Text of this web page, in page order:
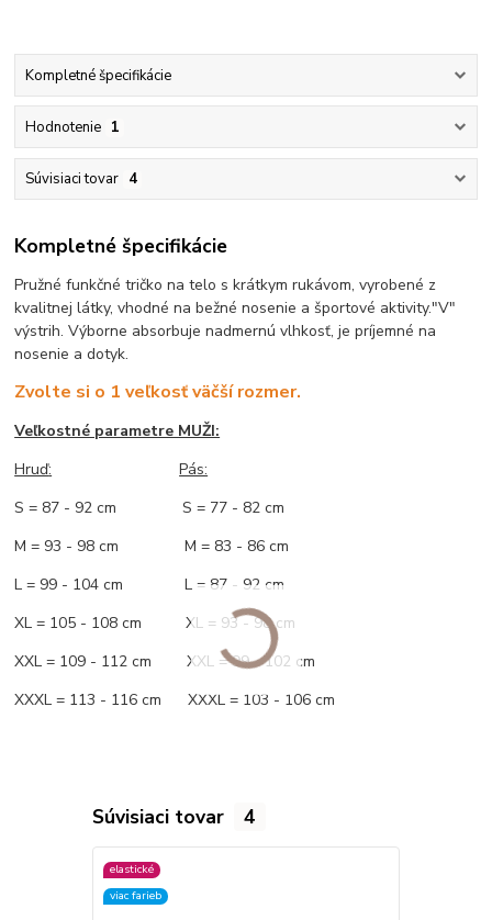
Kompletné špecifikácie
Hodnotenie 1
Súvisiaci tovar 4
Kompletné špecifikácie
Pružné funkčné tričko na telo s krátkym rukávom, vyrobené z
kvalitnej látky, vhodné na bežné nosenie a športové aktivity."V"
výstrih. Výborne absorbuje nadmernú vlhkosť, je príjemné na
nosenie a dotyk.
Zvolte si o 1 veľkosť väčší rozmer.
Veľkostné parametre MUŽI:
Hruď:
Pás:
S = 87 - 92 cm S = 77 - 82 cm
M = 93 - 98 cm M = 83 - 86 cm
L = 99 - 104 cm L = 87 - 92 cm
XL = 105 - 108 cm XL = 93 - 98 cm
XXL = 109 - 112 cm XXL = 99 - 102 cm
XXXL = 113 - 116 cm XXXL = 103 - 106 cm
Súvisiaci tovar 4
elastické
viac farieb